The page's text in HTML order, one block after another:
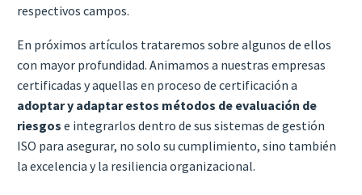
respectivos campos.
En próximos artículos trataremos sobre algunos de ellos
con mayor profundidad. Animamos a nuestras empresas
certificadas y aquellas en proceso de certificación a
adoptar y adaptar estos métodos de evaluación de
riesgos e integrarlos dentro de sus sistemas de gestión
ISO para asegurar, no solo su cumplimiento, sino también
la excelencia y la resiliencia organizacional.